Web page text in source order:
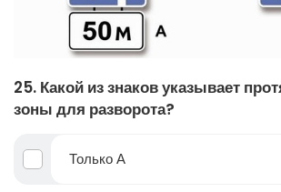
25. Какой из знаков указывает
зоны для разворота?
Только А